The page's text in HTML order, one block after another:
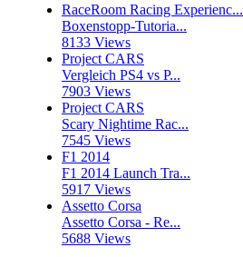
RaceRoom Racing Experienc...
Boxenstopp-Tutoria...
8133 Views
Project CARS
Vergleich PS4 vs P...
7903 Views
Project CARS
Scary Nightime Rac...
7545 Views
F1 2014
F1 2014 Launch Tra...
5917 Views
Assetto Corsa
Assetto Corsa - Re...
5688 Views